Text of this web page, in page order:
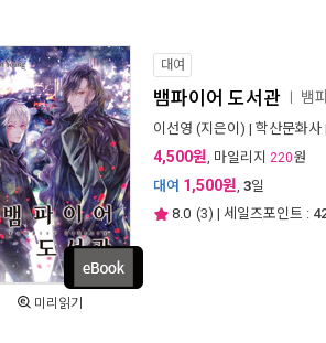
미리읽기
대여
뱀파이어 도서관 뱀
이선영 (지은이) | 학산문화사
4,500원, 마일리지 220원
대여 1,500원, 3일
8.0 (3) | 세일즈포인트 :